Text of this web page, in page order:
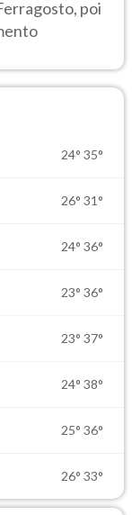
poi
24° 35°
26° 31°
24° 36°
23° 36°
23° 37°
24° 38°
25° 36°
26° 33°